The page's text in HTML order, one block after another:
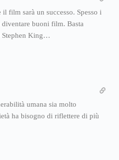
film sarà un successo. Spesso i
buoni film. Basta
Stephen King…
umana sia molto
ha bisogno di riflettere di più